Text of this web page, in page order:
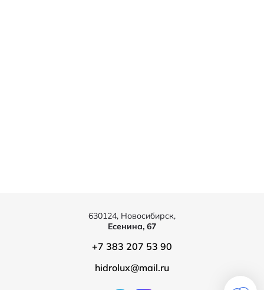
630124, Новосибирск,
Есенина, 67
+7 383 207 53 90
hidrolux@mail.ru